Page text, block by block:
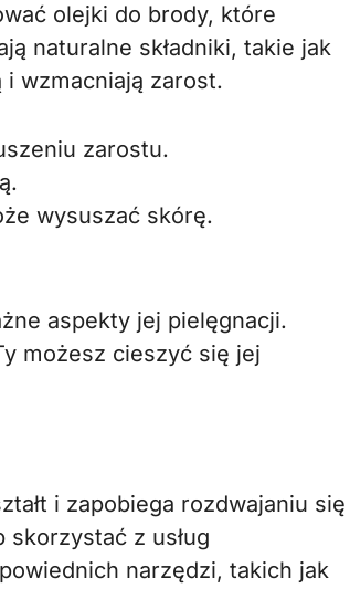
olejki do brody, które
naturalne składniki, takie jak
i wzmacniają zarost.
zarostu.
wysuszać skórę.
aspekty jej pielęgnacji.
możesz cieszyć się jej
i zapobiega rozdwajaniu się
z usług
narzędzi, takich jak